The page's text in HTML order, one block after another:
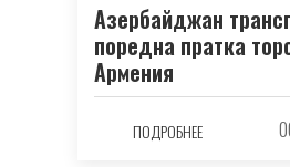
Азербайджан
поредна пратка
Армения
ПОДРОБНЕЕ